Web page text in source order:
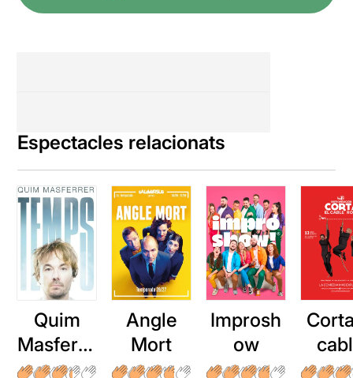
Espectacles relacionats
Quim
Masferre
r: Temps
Angle
Mort
Improsh
ow